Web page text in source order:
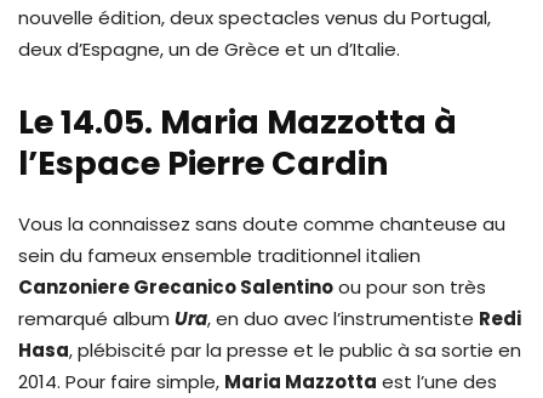
nouvelle édition, deux spectacles venus du Portugal,
deux d’Espagne, un de Grèce et un d’Italie.
Le 14.05. Maria Mazzotta à
l’Espace Pierre Cardin
Vous la connaissez sans doute comme chanteuse au
sein du fameux ensemble traditionnel italien
Canzoniere Grecanico Salentinoou pour son très
remarqué album Ura, en duo avec l’instrumentiste Redi
Hasa, plébiscité par la presse et le public à sa sortie en
2014. Pour faire simple, Maria Mazzotta est l’une des